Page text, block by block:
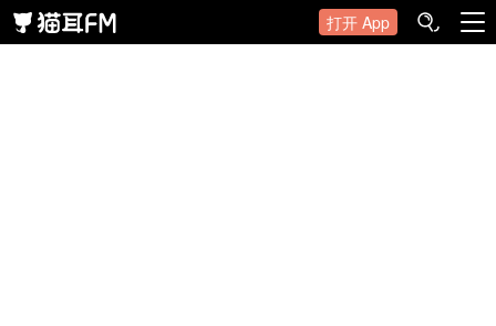
打开 App